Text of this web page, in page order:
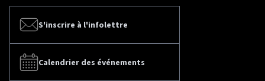
S'inscrire à l'infolettre
Calendrier des événements